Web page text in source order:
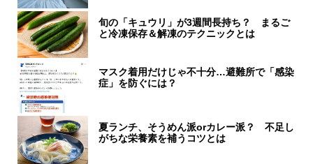
旬の「キュウリ」が3週間長持ち？ まるご
と冷凍保存＆解凍のテクニックとは
マスク着用だけじゃ不十分…避難所で「感染
症」を防ぐには？
夏ランチ、そうめん派orカレー派？ 不足し
がちな栄養素を補うコツとは